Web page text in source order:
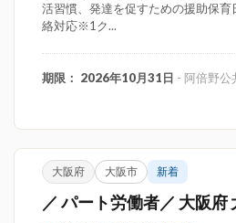
活習慣、発達を促すための援助保
絡対応※1ク...
期限： 2026年10月31日 - 阿倍野公
大阪府 大阪市 新着
／ パート労働者／ 大阪府